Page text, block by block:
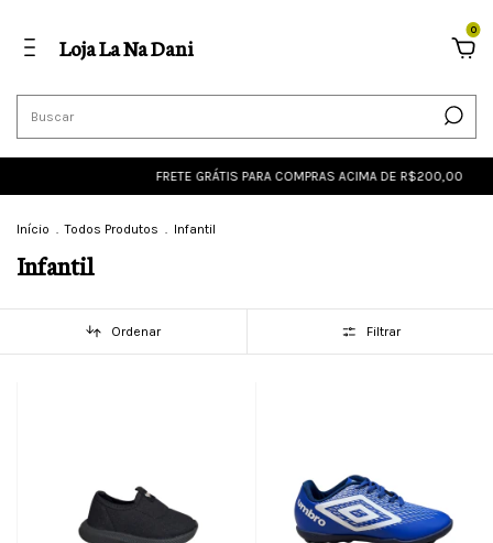
Loja La Na Dani
0
FRETE GRÁTIS PARA COMPRAS ACIMA DE R$200,00 FRETE
Início . Todos Produtos . Infantil
Infantil
Ordenar Filtrar